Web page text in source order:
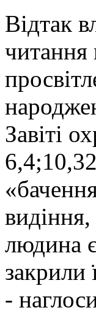
Відтак
читання
Завіті
людина
закрили
-